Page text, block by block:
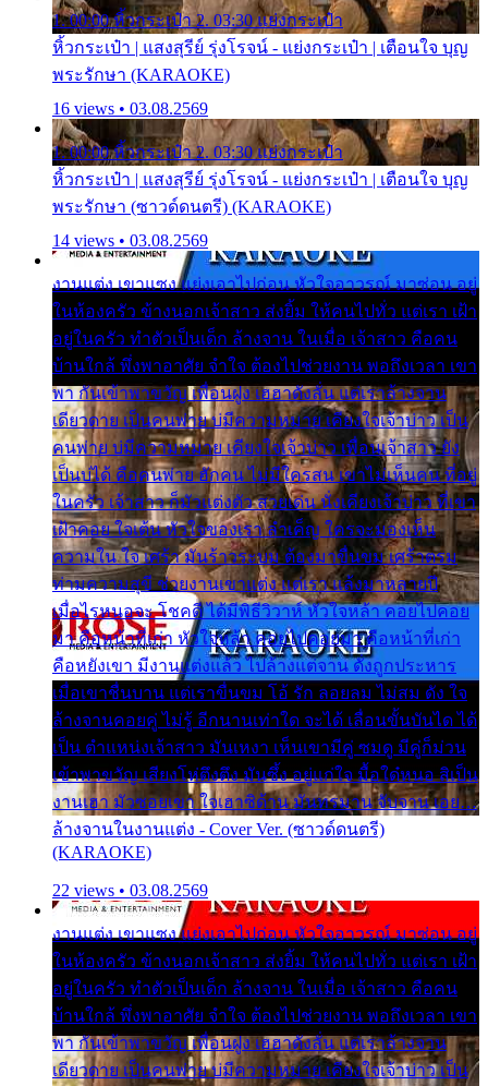
1. 00:00 หิ้วกระเป๋า 2. 03:30 แย่งกระเป๋า
หิ้วกระเป๋า | แสงสุรีย์ รุ่งโรจน์ - แย่งกระเป๋า | เตือนใจ บุญ
พระรักษา (KARAOKE)
16 views • 03.08.2569
1. 00:00 หิ้วกระเป๋า 2. 03:30 แย่งกระเป๋า
หิ้วกระเป๋า | แสงสุรีย์ รุ่งโรจน์ - แย่งกระเป๋า | เตือนใจ บุญ
พระรักษา (ซาวด์ดนตรี) (KARAOKE)
14 views • 03.08.2569
งานแต่ง เขาแซง แย่งเอาไปก่อน หัวใจอาวรณ์ มาซ่อน อยู่
ในห้องครัว ข้างนอกเจ้าสาว ส่งยิ้ม ให้คนไปทั่ว แต่เรา เฝ้า
อยู่ในครัว ทำตัวเป็นเด็ก ล้างจาน ในเมื่อ เจ้าสาว คือคน
บ้านใกล้ พึ่งพาอาศัย จำใจ ต้องไปช่วยงาน พอถึงเวลา เขา
พา กันเข้าพาขวัญ เพื่อนฝูง เฮฮาดังลั่น แต่เราล้างจาน
เดียวดาย เป็นคนพ่าย บ่มีความหมาย เคียงใจเจ้าบ่าว เป็น
คนพ่าย บ่มีความหมาย เคียงใจเจ้าบ่าว เพื่อนเจ้าสาว ยัง
เป็นบ่ได้ คือคนพ่าย ฮักคน ไม่มีใครสน เขาไม่เห็นคน ที่อยู่
ในครัว เจ้าสาว ก็มัวแต่งตัว สวยเด่น นั่งเคียงเจ้าบ่าว ที่เขา
เฝ้าคอย ใจเต้น หัวใจของเรา ลำเค็ญ ใครจะมองเห็น
ความใน ใจ เศร้า มันร้าวระบม ต้องมาขื่นขม เศร้าตรม
ท่ามความสุขี ช่วยงานเขาแต่ง แต่เรา แล้งมาหลายปี
เมื่อไรหนอจะ โชคดี ได้มีพิธีวิวาห์ หัวใจหล้า คอยไปคอย
มา คือหน้าที่เก่า หัวใจหล้า คอยไปคอยมา คือหน้าที่เก่า
คือหยังเขา มีงานแต่งแล้ว ไปล้างแต่จาน ดั่งถูกประหาร
เมื่อเขาชื่นบาน แต่เราขื่นขม โอ้ รัก ลอยลม ไม่สม ดัง ใจ
ล้างจานคอยคู่ ไม่รู้ อีกนานเท่าใด จะได้ เลื่อนขั้นบันได ได้
เป็น ตำแหน่งเจ้าสาว มันเหงา เห็นเขามีคู่ ซมดู มีคู่ก็ม่วน
เข้าพาขวัญ เสียงโห่ตึงตึง มันซึ้ง อยู่แก่ใจ มื้อใด๋หนอ สิเป็น
งานเฮา มัวซอยเขา ใจเฮาซิด้าน มันทรมาน จับจาน เอย…
ล้างจานในงานแต่ง - Cover Ver. (ซาวด์ดนตรี)
(KARAOKE)
22 views • 03.08.2569
งานแต่ง เขาแซง แย่งเอาไปก่อน หัวใจอาวรณ์ มาซ่อน อยู่
ในห้องครัว ข้างนอกเจ้าสาว ส่งยิ้ม ให้คนไปทั่ว แต่เรา เฝ้า
อยู่ในครัว ทำตัวเป็นเด็ก ล้างจาน ในเมื่อ เจ้าสาว คือคน
บ้านใกล้ พึ่งพาอาศัย จำใจ ต้องไปช่วยงาน พอถึงเวลา เขา
พา กันเข้าพาขวัญ เพื่อนฝูง เฮฮาดังลั่น แต่เราล้างจาน
เดียวดาย เป็นคนพ่าย บ่มีความหมาย เคียงใจเจ้าบ่าว เป็น